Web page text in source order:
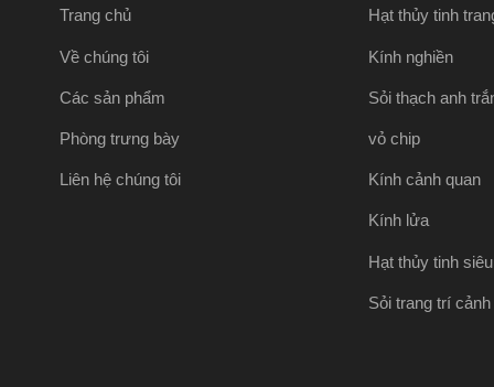
Trang chủ
Về chúng tôi
Các sản phẩm
Phòng trưng bày
Liên hệ chúng tôi
Hạt thủy tinh
Kính nghiền
Sỏi thạch anh
vỏ chip
Kính cảnh quan
Kính lửa
Hạt thủy tinh
Sỏi trang trí cảnh